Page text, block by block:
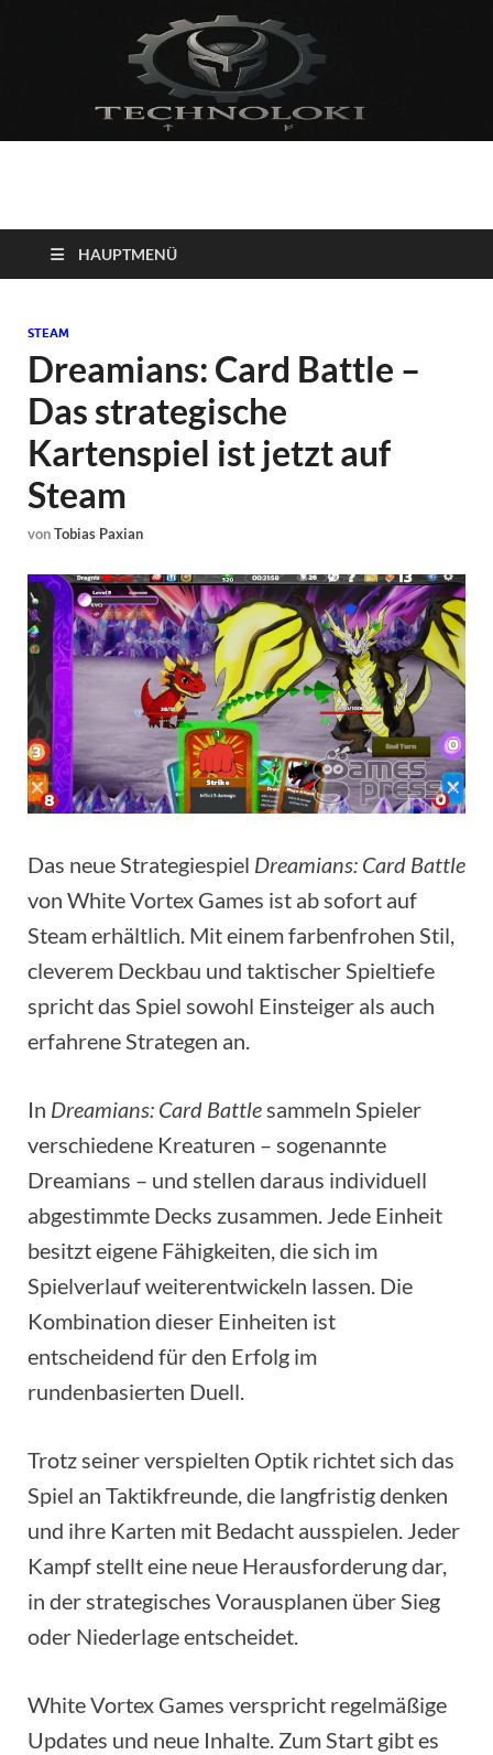
Technoloki: Gaming
und Entertainment
News
Blockbuster, Indie-Perlen und Retro-Klassiker.
HAUPTMENÜ
STEAM
Dreamians: Card Battle –
Das strategische
Kartenspiel ist jetzt auf
Steam
vonTobias Paxian
Das neue Strategiespiel Dreamians: Card Battle
von White Vortex Games ist ab sofort auf
Steam erhältlich. Mit einem farbenfrohen Stil,
cleverem Deckbau und taktischer Spieltiefe
spricht das Spiel sowohl Einsteiger als auch
erfahrene Strategen an.
In Dreamians: Card Battlesammeln Spieler
verschiedene Kreaturen – sogenannte
Dreamians – und stellen daraus individuell
abgestimmte Decks zusammen. Jede Einheit
besitzt eigene Fähigkeiten, die sich im
Spielverlauf weiterentwickeln lassen. Die
Kombination dieser Einheiten ist
entscheidend für den Erfolg im
rundenbasierten Duell.
Trotz seiner verspielten Optik richtet sich das
Spiel an Taktikfreunde, die langfristig denken
und ihre Karten mit Bedacht ausspielen. Jeder
Kampf stellt eine neue Herausforderung dar,
in der strategisches Vorausplanen über Sieg
oder Niederlage entscheidet.
White Vortex Games verspricht regelmäßige
Updates und neue Inhalte. Zum Start gibt es